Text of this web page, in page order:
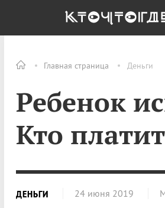
Главная страница Деньги
Ребенок
Кто
ДЕНЬГИ 24 июня 2019
ОБЩЕСТВО